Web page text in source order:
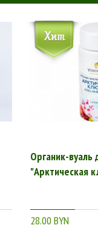
Органик-вуаль
"Арктическая
28.00 BYN